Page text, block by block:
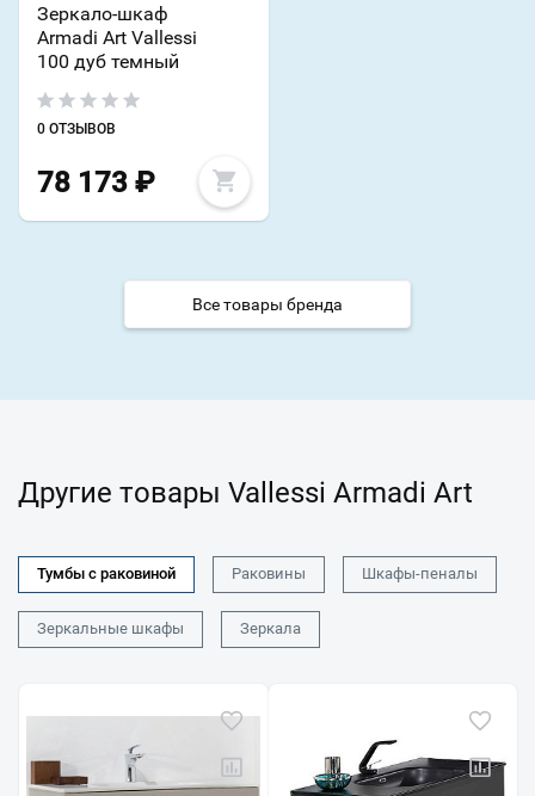
Зеркало-шкаф
Armadi Art Vallessi
100 дуб темный
0 ОТЗЫВОВ
78 173 ₽
Все товары бренда
Другие товары Vallessi Armadi Art
Тумбы с раковиной Раковины Шкафы-пеналы
Зеркальные шкафы Зеркала